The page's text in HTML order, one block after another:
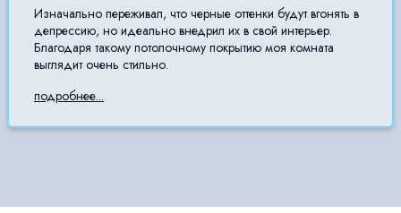
Изначально переживал, что черные оттенки будут вгонять в
депрессию, но идеально внедрил их в свой интерьер.
Благодаря такому потолочному покрытию моя комната
выглядит очень стильно.
подробнее...